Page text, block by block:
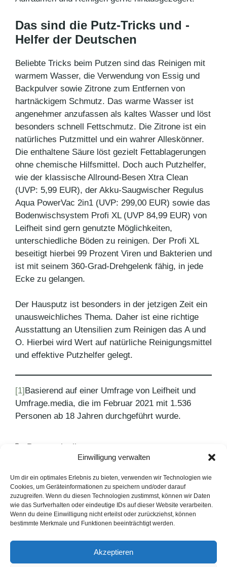
Einwilligung verwalten
Um dir ein optimales Erlebnis zu bieten, verwenden wir Technologien wie
Cookies, um Geräteinformationen zu speichern und/oder darauf
zuzugreifen. Wenn du diesen Technologien zustimmst, können wir Daten
wie das Surfverhalten oder eindeutige IDs auf dieser Website verarbeiten.
Wenn du deine Einwilligung nicht erteilst oder zurückziehst, können
bestimmte Merkmale und Funktionen beeinträchtigt werden.
Akzeptieren
Das sind die Putz-Tricks und -
Helfer der Deutschen
Beliebte Tricks beim Putzen sind das Reinigen mit
warmem Wasser, die Verwendung von Essig und
Backpulver sowie Zitrone zum Entfernen von
hartnäckigem Schmutz. Das warme Wasser ist
angenehmer anzufassen als kaltes Wasser und löst
besonders schnell Fettschmutz. Die Zitrone ist ein
natürliches Putzmittel und ein wahrer Alleskönner.
Die enthaltene Säure löst gezielt Fettablagerungen
ohne chemische Hilfsmittel. Doch auch Putzhelfer,
wie der klassische Allround-Besen Xtra Clean
(UVP: 5,99 EUR), der Akku-Saugwischer Regulus
Aqua PowerVac 2in1 (UVP: 299,00 EUR) sowie das
Bodenwischsystem Profi XL (UVP 84,99 EUR) von
Leifheit sind gern genutzte Möglichkeiten,
unterschiedliche Böden zu reinigen. Der Profi XL
beseitigt hierbei 99 Prozent Viren und Bakterien und
ist mit seinem 360-Grad-Drehgelenk fähig, in jede
Ecke zu gelangen.
Der Hausputz ist besonders in der jetzigen Zeit ein
unausweichliches Thema. Daher ist eine richtige
Ausstattung an Utensilien zum Reinigen das A und
O. Hierbei wird Wert auf natürliche Reinigungsmittel
und effektive Putzhelfer gelegt.
[1]Basierend auf einer Umfrage von Leifheit und
Umfrage.media, die im Februar 2021 mit 1.536
Personen ab 18 Jahren durchgeführt wurde.
Kategorien
Pressemitteilungen
Bodenreinigung,Leifheit ,Leifheit-Studie
fürs Homeoffice
Autotrends 2021 – eine HEM Studie
Testsieger ist der Potenza Sport